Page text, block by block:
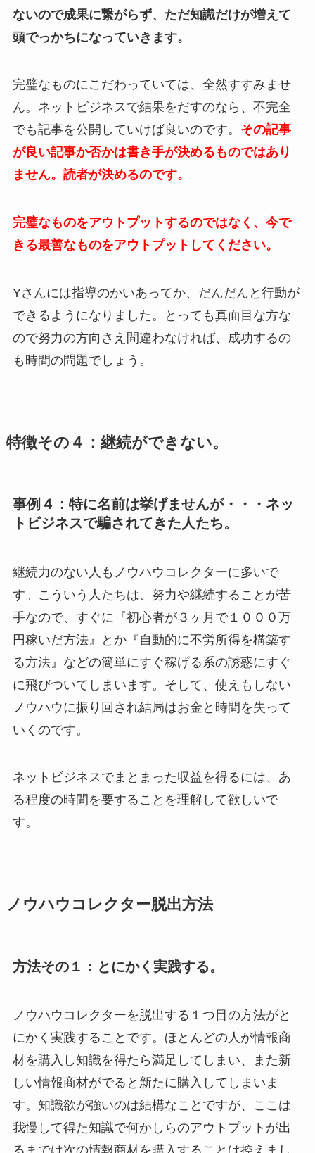
ないので成果に繋がらず、ただ知識だけが増えて
頭でっかちになっていきます。
完璧なものにこだわっていては、全然すすみませ
ん。ネットビジネスで結果をだすのなら、不完全
でも記事を公開していけば良いのです。 その記事
が良い記事か否かは書き手が決めるものではあり
ません。読者が決めるのです。
完璧なものをアウトプットするのではなく、今で
きる最善なものをアウトプットしてください。
Yさんには指導のかいあってか、だんだんと行動が
できるようになりました。とっても真面目な方な
ので努力の方向さえ間違わなければ、成功するの
も時間の問題でしょう。
特徴その４：継続ができない。
事例４：特に名前は挙げませんが・・・ネッ
トビジネスで騙されてきた人たち。
継続力のない人もノウハウコレクターに多いで
す。こういう人たちは、努力や継続することが苦
手なので、すぐに『初心者が３ヶ月で１０００万
円稼いだ方法』とか『自動的に不労所得を構築す
る方法』などの簡単にすぐ稼げる系の誘惑にすぐ
に飛びついてしまいます。そして、使えもしない
ノウハウに振り回され結局はお金と時間を失って
いくのです。
ネットビジネスでまとまった収益を得るには、あ
る程度の時間を要することを理解して欲しいで
す。
ノウハウコレクター脱出方法
方法その１：とにかく実践する。
ノウハウコレクターを脱出する１つ目の方法がと
にかく実践することです。ほとんどの人が情報商
材を購入し知識を得たら満足してしまい、また新
しい情報商材がでると新たに購入してしまいま
す。知識欲が強いのは結構なことですが、ここは
我慢して得た知識で何かしらのアウトプットが出